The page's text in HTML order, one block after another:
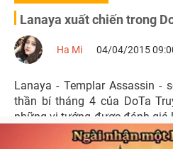
Lanaya xuất chiến trong
Ha Mi 04/04/2015
Lanaya - Templar Assassin -
thần bí tháng 4 của DoTa
những vị tướng được đánh giá
ai không may phải đối đầu